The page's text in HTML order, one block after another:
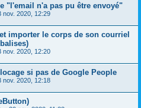
"l'email n'a pas pu être envoyé"
nov. 2020, 12:29
importer le corps de son courriel
nov. 2020, 12:20
si pas de Google People
nov. 2020, 12:18